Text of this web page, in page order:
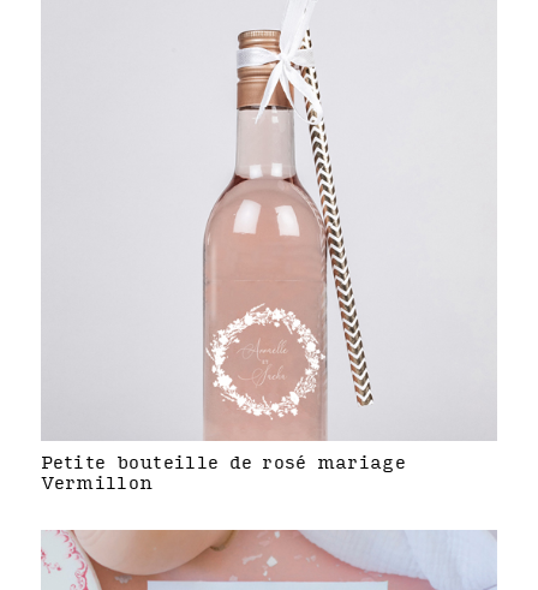
Petite bouteille de rosé mariage
Vermillon